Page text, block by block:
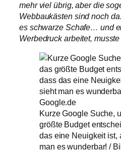
mehr viel übrig, aber die
Webbaukästen sind noch
es schwarze Schafe… und
Werbedruck arbeitet,
Kurze Google Suche,
größte Budget
das eine Neuigkeit ist,
man es wunderbar! /